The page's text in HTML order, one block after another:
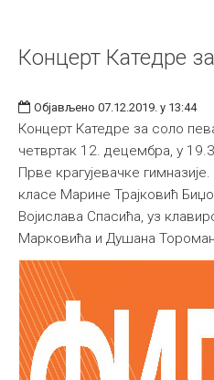
Концерт Катедре
Објављено 07.12.2019. у 13:44
Концерт Катедре за соло
четвртак 12. децембра, у
Прве крагујевачке
класе Марине Трајковић
Војислава Спасића, уз
Марковића и Душана